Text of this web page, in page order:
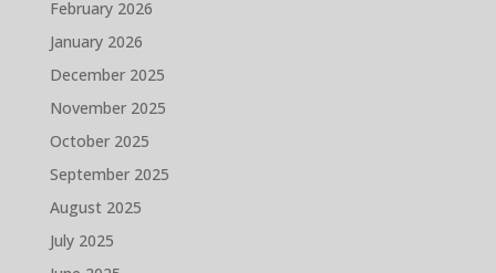
February 2026
January 2026
December 2025
November 2025
October 2025
September 2025
August 2025
July 2025